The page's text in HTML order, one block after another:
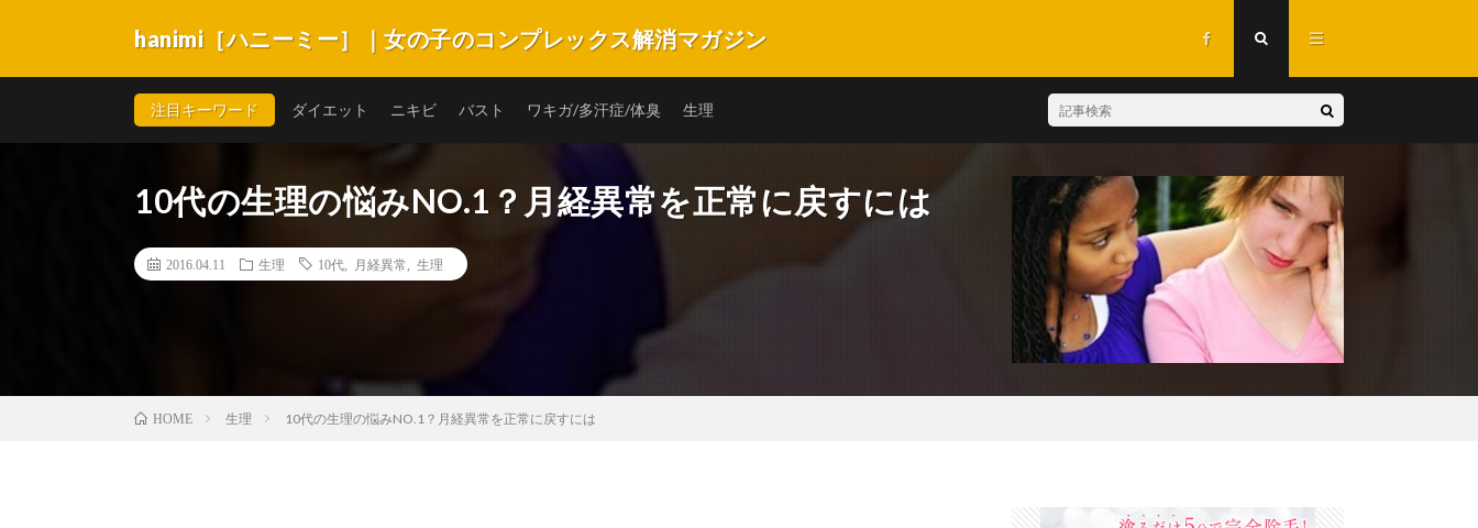
hanimi［ハニーミー］｜女の子のコンプレックス解消マガジン
キビ・スキンケア・体系・生理など悩みがいっぱい。女の子の毎日を楽しく笑顔で過ごすことができるような情報サイトです。
注目キーワード ダイエット ニキビ バスト ワキガ/多汗症/体臭 生理
10代の生理の悩みNO.1？月経異常を正常に戻すには
2016.04.11 生理 10代 月経異常 生理
HOME 生理 10代の生理の悩みNO.1？月経異常を正常に戻すには